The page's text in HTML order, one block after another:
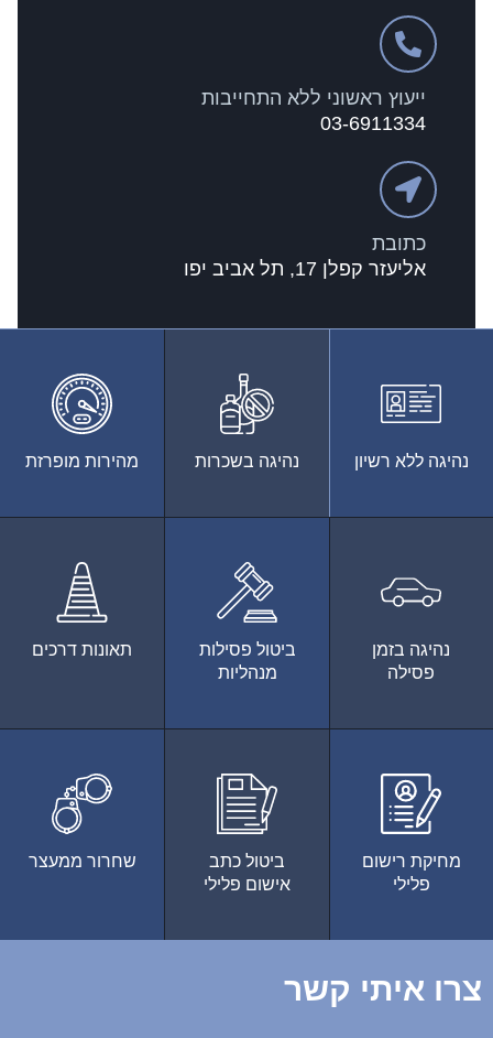
ייעוץ ראשוני ללא התחייבות
03-6911334
כתובת
אליעזר קפלן 17, תל אביב יפו
נהיגה ללא רשיון נהיגה בשכרות מהירות מופרזת
נהיגה בזמן
פסילה
ביטול פסילות
מנהליות
תאונות דרכים
מחיקת רישום
פלילי
ביטול כתב
אישום פלילי
שחרור ממעצר
צרו איתי קשר